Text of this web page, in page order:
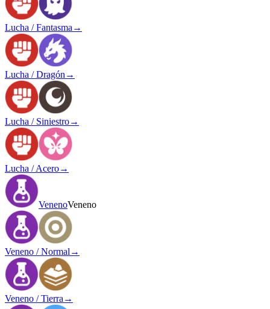
Lucha / Fantasma →
Lucha / Dragón →
Lucha / Siniestro→
Lucha / Acero→
VenenoVeneno
Veneno / Normal →
Veneno / Tierra →